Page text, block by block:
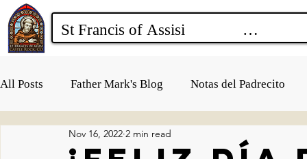
All Posts Father Mark's Blog Notas del Padrecito
Nov 16, 2022 2 min read